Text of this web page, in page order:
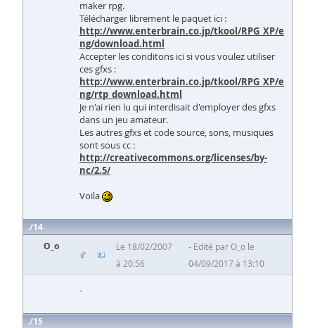
maker rpg.
Télécharger librement le paquet ici :
http://www.enterbrain.co.jp/tkool/RPG_XP/e
ng/download.html
Accepter les conditons ici si vous voulez utiliser
ces gfxs :
http://www.enterbrain.co.jp/tkool/RPG_XP/e
ng/rtp_download.html
Je n'ai rien lu qui interdisait d'employer des gfxs
dans un jeu amateur.
Les autres gfxs et code source, sons, musiques
sont sous cc :
http://creativecommons.org/licenses/by-
nc/2.5/
Voila
14
O_o
Le 18/02/2007
à 20:56
Edité par O_o le
04/09/2017 à 13:10
-
15